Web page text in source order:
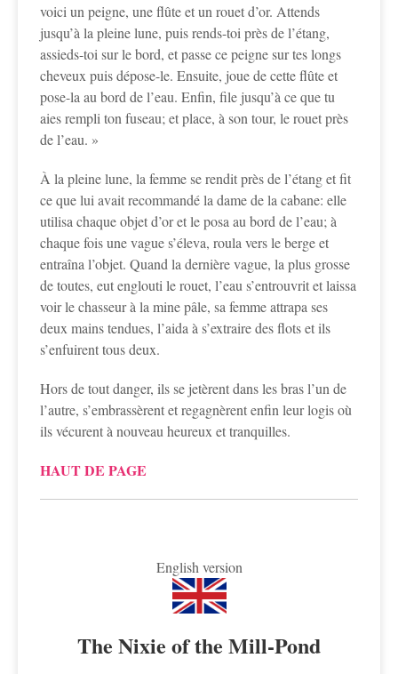
voici un peigne, une flûte et un rouet d’or. Attends
jusqu’à la pleine lune, puis rends-toi près de l’étang,
assieds-toi sur le bord, et passe ce peigne sur tes longs
cheveux puis dépose-le. Ensuite, joue de cette flûte et
pose-la au bord de l’eau. Enfin, file jusqu’à ce que tu
aies rempli ton fuseau; et place, à son tour, le rouet près
de l’eau. »
À la pleine lune, la femme se rendit près de l’étang et fit
ce que lui avait recommandé la dame de la cabane: elle
utilisa chaque objet d’or et le posa au bord de l’eau; à
chaque fois une vague s’éleva, roula vers le berge et
entraîna l’objet. Quand la dernière vague, la plus grosse
de toutes, eut englouti le rouet, l’eau s’entrouvrit et laissa
voir le chasseur à la mine pâle, sa femme attrapa ses
deux mains tendues, l’aida à s’extraire des flots et ils
s’enfuirent tous deux.
Hors de tout danger, ils se jetèrent dans les bras l’un de
l’autre, s’embrassèrent et regagnèrent enfin leur logis où
ils vécurent à nouveau heureux et tranquilles.
HAUT DE PAGE
English version
The Nixie of the Mill-Pond